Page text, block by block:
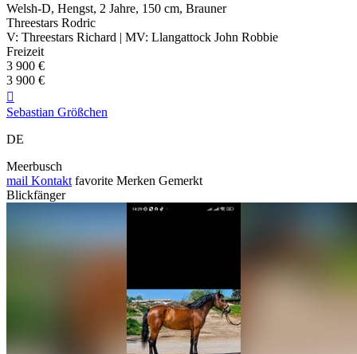
Welsh-D, Hengst, 2 Jahre, 150 cm, Brauner
Threestars Rodric
V: Threestars Richard | MV: Llangattock John Robbie
Freizeit
3 900 €
3 900 €

Sebastian Größchen
DE
Meerbusch
mail Kontakt favorite Merken Gemerkt
Blickfänger